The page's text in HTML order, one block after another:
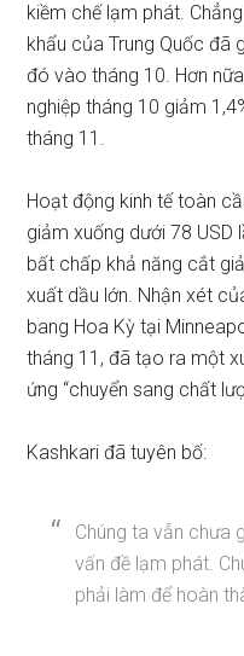
kiềm chế lạm phát.
khẩu của Trung Quốc đã
đó vào tháng 10. Hơn
nghiệp tháng 10 giảm
tháng 11.
Hoạt động kinh tế toàn
giảm xuống dưới 78 USD
bất chấp khả năng cắt
xuất dầu lớn. Nhận xét
bang Hoa Kỳ tại
tháng 11, đã tạo ra một
ứng “chuyển sang chất
Kashkari đã tuyên bố:
Chúng ta vẫn chưa
vấn đề lạm phát.
phải làm để hoàn